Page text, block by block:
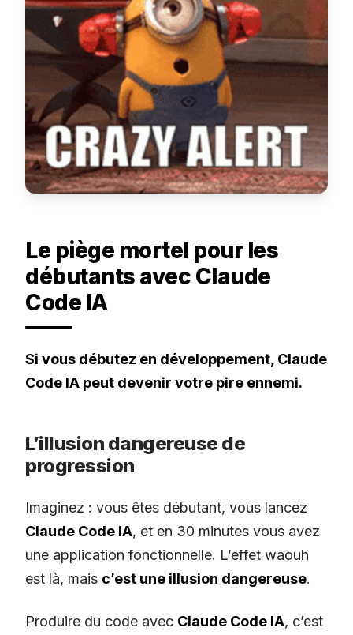
Le piège mortel pour les
débutants avec Claude
Code IA
Si vous débutez en développement, Claude
Code IA peut devenir votre pire ennemi.
L’illusion dangereuse de
progression
Imaginez : vous êtes débutant, vous lancez
Claude Code IA, et en 30 minutes vous avez
une application fonctionnelle. L’effet waouh
est là, mais c’est une illusion dangereuse.
Produire du code avec Claude Code IA, c’est